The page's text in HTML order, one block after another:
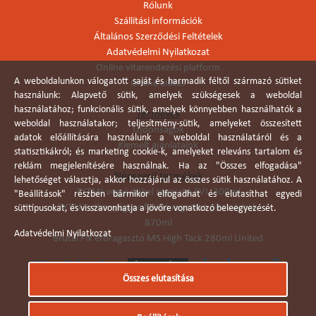
Rólunk
Szállítási információk
Általános Szerződési Feltételek
Adatvédelmi Nyilatkozat
Online vitarendezési platform
Online elállás
Termékek
Újdonságok
Kiemelt ajánlataink
Népszerű termékek
TYTAN vegyi dübel ragasztó EVI. 300ml
TYTAN vékonyágyas falazó ragasztó pisztolyhab
870ml
Brutál Fix erőragasztó MS High Tack 280ml United
A weboldalunkon válogatott saját és harmadik féltől származó sütiket
használunk: Alapvető sütik, amelyek szükségesek a weboldal
használatához; funkcionális sütik, amelyek könnyebben használhatók a
weboldal használatakor; teljesítmény-sütik, amelyeket összesített
adatok előállítására használunk a weboldal használatáról és a
statisztikákról; és marketing cookie-k, amelyeket releváns tartalom és
reklám megjelenítésére használnak. Ha az "Összes elfogadása"
lehetőséget választja, akkor hozzájárul az összes sütik használatához. A
"Beállítások" részben bármikor elfogadhat és elutasíthat egyedi
sütitípusokat, és visszavonhatja a jövőre vonatkozó beleegyezését.
Adatvédelmi Nyilatkozat
Összes elutasítása